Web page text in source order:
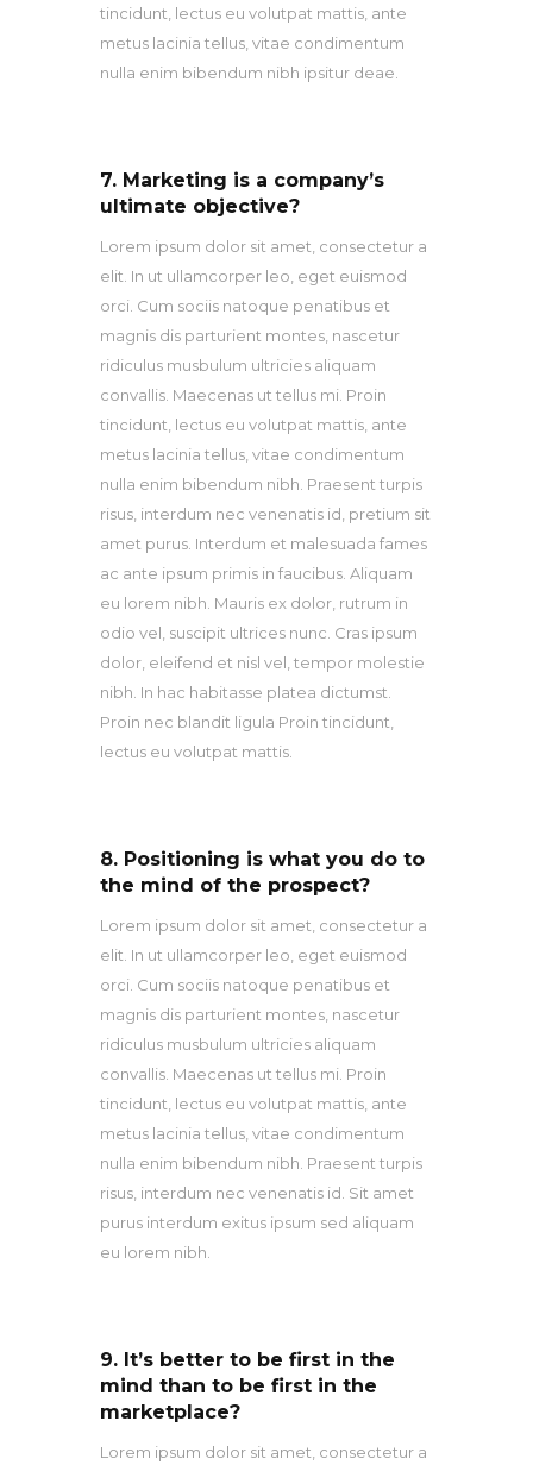
tincidunt, lectus eu volutpat mattis, ante
metus lacinia tellus, vitae condimentum
nulla enim bibendum nibh ipsitur deae.
7. Marketing is a company’s
ultimate objective?
Lorem ipsum dolor sit amet, consectetur a
elit. In ut ullamcorper leo, eget euismod
orci. Cum sociis natoque penatibus et
magnis dis parturient montes, nascetur
ridiculus musbulum ultricies aliquam
convallis. Maecenas ut tellus mi. Proin
tincidunt, lectus eu volutpat mattis, ante
metus lacinia tellus, vitae condimentum
nulla enim bibendum nibh. Praesent turpis
risus, interdum nec venenatis id, pretium sit
amet purus. Interdum et malesuada fames
ac ante ipsum primis in faucibus. Aliquam
eu lorem nibh. Mauris ex dolor, rutrum in
odio vel, suscipit ultrices nunc. Cras ipsum
dolor, eleifend et nisl vel, tempor molestie
nibh. In hac habitasse platea dictumst.
Proin nec blandit ligula Proin tincidunt,
lectus eu volutpat mattis.
8. Positioning is what you do to
the mind of the prospect?
Lorem ipsum dolor sit amet, consectetur a
elit. In ut ullamcorper leo, eget euismod
orci. Cum sociis natoque penatibus et
magnis dis parturient montes, nascetur
ridiculus musbulum ultricies aliquam
convallis. Maecenas ut tellus mi. Proin
tincidunt, lectus eu volutpat mattis, ante
metus lacinia tellus, vitae condimentum
nulla enim bibendum nibh. Praesent turpis
risus, interdum nec venenatis id. Sit amet
purus interdum exitus ipsum sed aliquam
eu lorem nibh.
9. It’s better to be first in the
mind than to be first in the
marketplace?
Lorem ipsum dolor sit amet, consectetur a